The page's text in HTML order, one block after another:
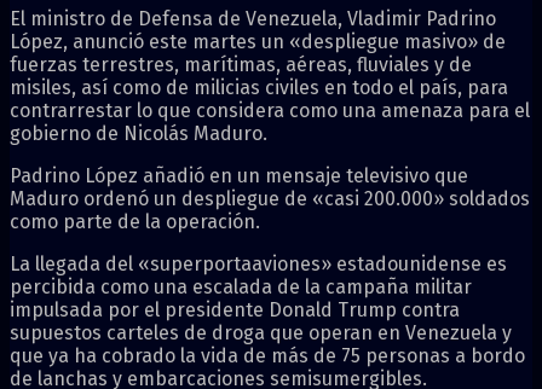
El ministro de Defensa de Venezuela, Vladimir Padrino
López, anunció este martes un «despliegue masivo» de
fuerzas terrestres, marítimas, aéreas, fluviales y de
misiles, así como de milicias civiles en todo el país, para
contrarrestar lo que considera como una amenaza para el
gobierno de Nicolás Maduro.
Padrino López añadió en un mensaje televisivo que
Maduro ordenó un despliegue de «casi 200.000» soldados
como parte de la operación.
La llegada del «superportaaviones» estadounidense es
percibida como una escalada de la campaña militar
impulsada por el presidente Donald Trump contra
supuestos carteles de droga que operan en Venezuela y
que ya ha cobrado la vida de más de 75 personas a bordo
de lanchas y embarcaciones semisumergibles.